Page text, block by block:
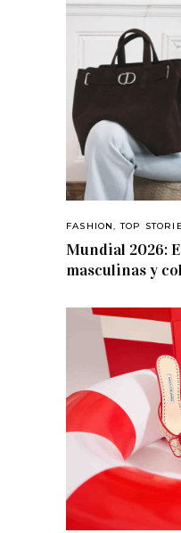
FASHION,TOP
Mundial 2026:
masculinas y